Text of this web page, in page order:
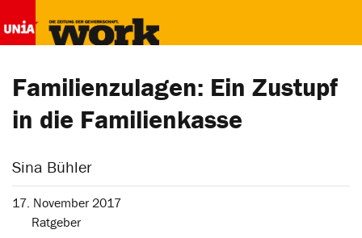
Familienzulagen: Ein Zustupf
in die Familienkasse
Sina Bühler
17. November 2017
Ratgeber